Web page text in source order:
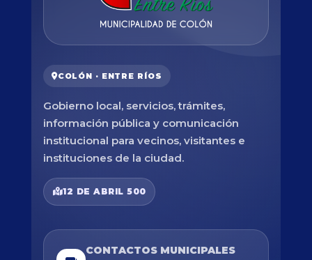
COLÓN · ENTRE RÍOS
Gobierno local, servicios, trámites,
información pública y comunicación
institucional para vecinos, visitantes e
instituciones de la ciudad.
12 DE ABRIL 500
CONTACTOS MUNICIPALES